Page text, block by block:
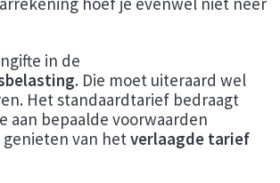
in de
. Die moet uiteraard wel
Het standaardtarief bedraagt
aan bepaalde voorwaarden
van het verlaagde tarief